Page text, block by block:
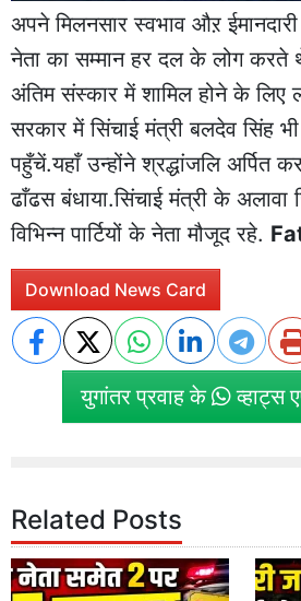
अपने मिलनसार स्वभाव औऱ
नेता का सम्मान हर दल के लोग करते
अंतिम संस्कार में शामिल होने के
सरकार में सिंचाई मंत्री बलदेव सिंह
पहुँचें.यहाँ उन्होंने श्रद्धांजलि अर्पित
ढाँढस बंधाया.सिंचाई मंत्री के
विभिन्न पार्टियों के नेता मौजूद रहे.
Download News Card
युगांतर प्रवाह के व्हाट्स
Related Posts